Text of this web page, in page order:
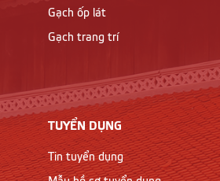
Gạch ốp lát
Gạch trang trí
TUYỂN DỤNG
Tin tuyển dụng